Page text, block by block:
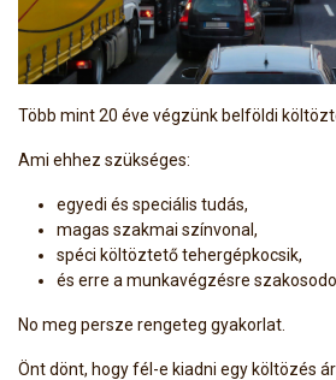
Több mint 20 éve végzünk belföldi
Ami ehhez szükséges:
egyedi és speciális tudás,
magas szakmai színvonal,
spéci költöztető tehergépkocsik,
és erre a munkavégzésre
No meg persze rengeteg gyakorlat.
Önt dönt, hogy fél-e kiadni egy költözés